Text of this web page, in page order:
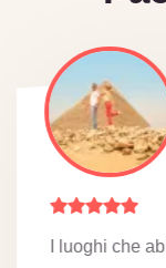
I luoghi che